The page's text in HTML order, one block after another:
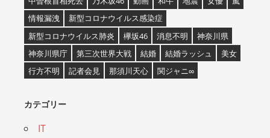
情報漏洩
新型コロナウイルス感染症
新型コロナウイルス肺炎
欅坂46 消息不明
神奈川県
神奈川県庁
第三次世界大戦 結婚 結婚ラッシュ
美女
行方不明
記者会見 那須川天心 関ジャニ∞
カテゴリー
IT